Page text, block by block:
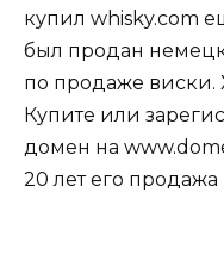
купил whisky.com
был продан
по продаже виски.
Купите или
домен на
20 лет его